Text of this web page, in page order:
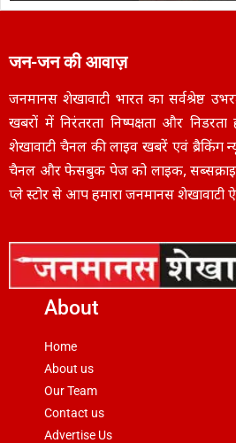
जन-जन की आवाज़
जनमानस शेखावाटी भारत का सर्वश्रेष्ठ
खबरों में निरंतरता निष्पक्षता और
शेखावाटी चैनल की लाइव खबरें एवं
चैनल और फेसबुक पेज को लाइक,
प्ले स्टोर से आप हमारा जनमानस शेखावाटी
About
Home
About us
Our Team
Contact us
Advertise Us